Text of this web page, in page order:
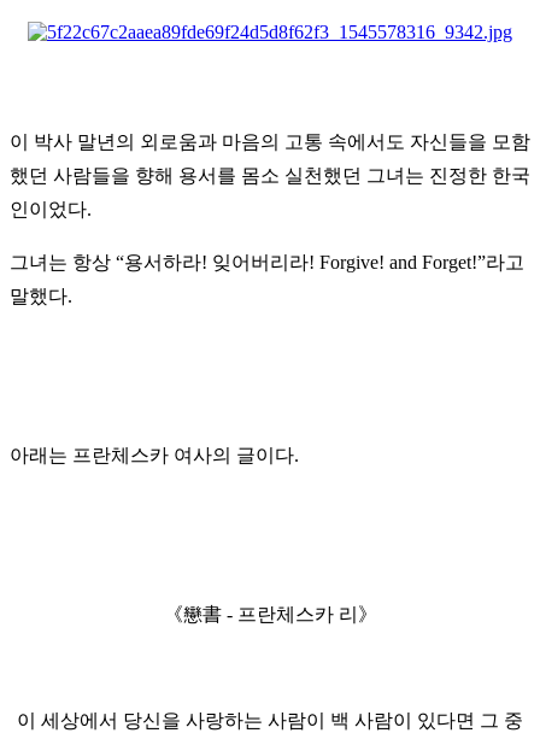
이 박사 말년의 외로움과 마음의 고통 속에서도 자신들을 모함
했던 사람들을 향해 용서를 몸소 실천했던 그녀는 진정한 한국
인이었다.
그녀는 항상 “용서하라! 잊어버리라! Forgive! and Forget!”라고
말했다.
아래는 프란체스카 여사의 글이다.
《戀書 - 프란체스카 리》
이 세상에서 당신을 사랑하는 사람이 백 사람이 있다면 그 중